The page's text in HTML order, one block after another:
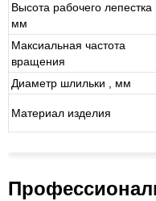
Высота рабочего лепестка ,
мм
Максиальная частота
вращения
Диаметр шлильки , мм
Материал изделия